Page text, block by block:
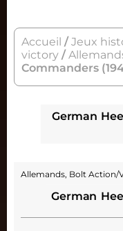
Accueil /Jeux
victory /
Commanders
German
Allemands, Bolt Action/
German